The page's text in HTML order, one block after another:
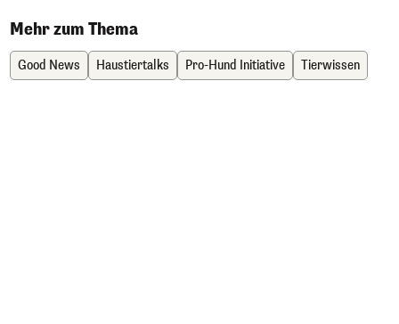
Mehr zum Thema
Good News Haustiertalks Pro-Hund Initiative Tierwissen